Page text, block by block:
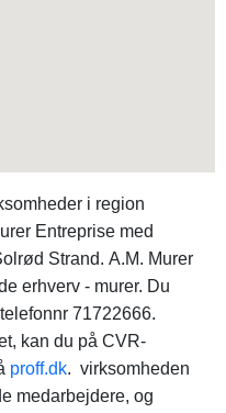
i region
Entreprise med
Strand. A.M. Murer
erhverv - murer. Du
71722666.
kan du på CVR-
proff.dk. virksomheden
medarbejdere, og